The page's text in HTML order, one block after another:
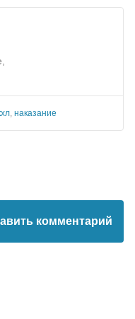
наказание
комментарий